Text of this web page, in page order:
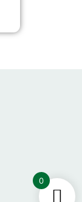
0